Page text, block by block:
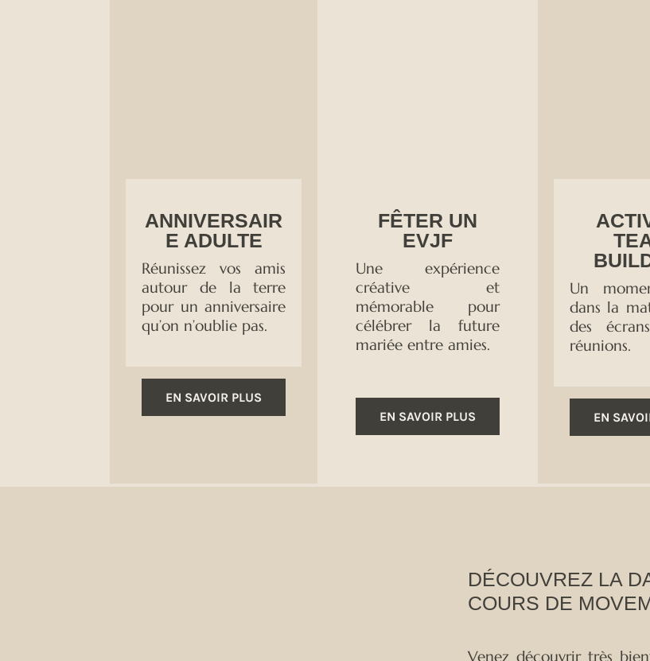
ANNIVERSAIR
E ADULTE
Réunissez vos amis
autour de la terre
pour un anniversaire
qu’on n’oublie pas.
EN SAVOIR PLUS
FÊTER UN
EVJF
Une expérience
créative et
mémorable pour
célébrer la future
mariée entre amies.
EN SAVOIR PLUS
Un
dans la
des
réunions.
EN
DÉCOUVREZ LA
COURS DE
Venez découvrir très